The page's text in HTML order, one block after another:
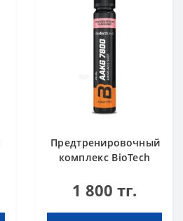
Предтренировочный
комплекс BioTech
Grapefruit 25ml
1 800 тг.